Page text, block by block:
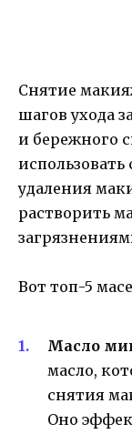
Снятие
шагов ухода
и бережного
удаления
растворить
Вот топ-5
Масло
масло,
снятия
Оно